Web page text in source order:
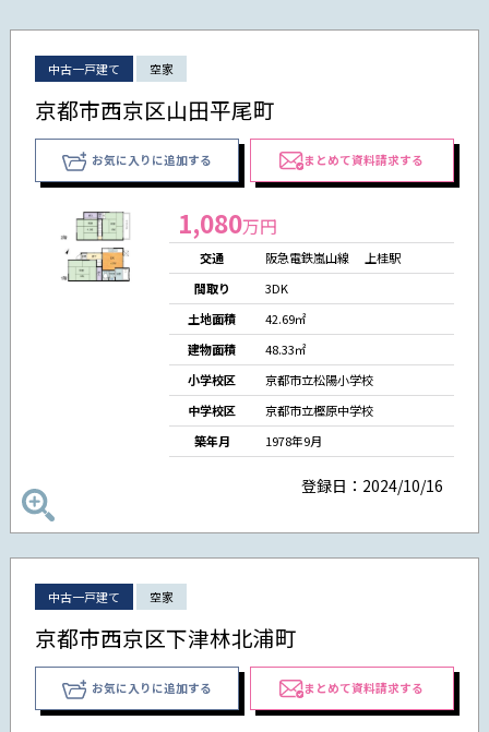
中古一戸建て 空家
京都市西京区山田平尾町
お気に入りに追加する まとめて資料請求する
1,080万円
交通
阪急電鉄嵐山線 上桂駅
間取り
3DK
土地面積
42.69㎡
建物面積
48.33㎡
小学校区
京都市立松陽小学校
中学校区
京都市立樫原中学校
築年月
1978年9月
登録日：2024/10/16
中古一戸建て 空家
京都市西京区下津林北浦町
お気に入りに追加する まとめて資料請求する